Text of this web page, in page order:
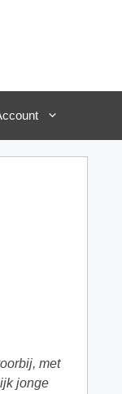
met
jonge